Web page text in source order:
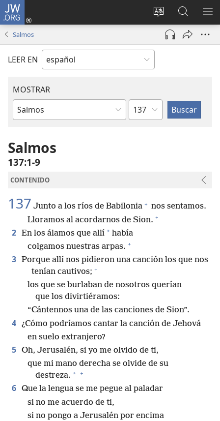
JW.ORG
Cambiar
idioma
del sitio
Iniciar
sesión
(abre
nueva
en
jw.org
Salmos
LEER EN
MOSTRAR
Libro
la
Biblia
Capítulo
Salmos
137:1-9
CONTENIDO
137 Junto a los ríos de Babilonia + nos sentamos.
Lloramos al acordarnos de Sion. +
2 En los álamos que allí * había
colgamos nuestras arpas. +
3 Porque allí nos pidieron una canción los que nos
tenían cautivos; +
los que se burlaban de nosotros querían
que los divirtiéramos:
“Cántennos una de las canciones de Sion”.
4 ¿Cómo podríamos cantar la canción de Jehová
en suelo extranjero?
5 Oh, Jerusalén, si yo me olvido de ti,
que mi mano derecha se olvide de su
destreza. * +
6 Que la lengua se me pegue al paladar
si no me acuerdo de ti,
si no pongo a Jerusalén por encima